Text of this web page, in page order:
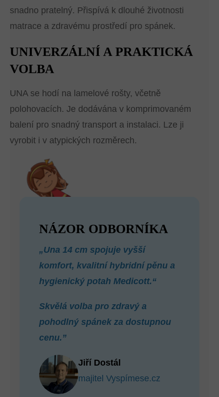
snadno pratelný. Přispívá k dlouhé životnosti
matrace a zdravému prostředí pro spánek.
UNIVERZÁLNÍ A PRAKTICKÁ
VOLBA
UNA se hodí na lamelové rošty, včetně
polohovacích. Je dodávána v komprimovaném
balení pro snadný transport a instalaci. Lze ji
vyrobit i v atypických rozměrech.
NÁZOR ODBORNÍKA
„Una 14 cm spojuje vyšší
komfort, kvalitní hybridní pěnu a
hygienický potah Medicott.“
Skvělá volba pro zdravý a
pohodlný spánek za dostupnou
cenu.”
Jiří Dostál
majitel Vyspímese.cz